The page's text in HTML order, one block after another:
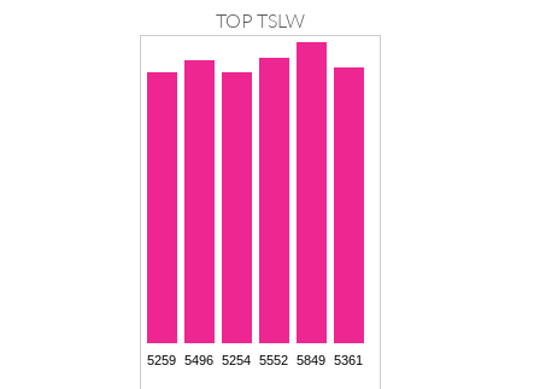
TOP TSLW